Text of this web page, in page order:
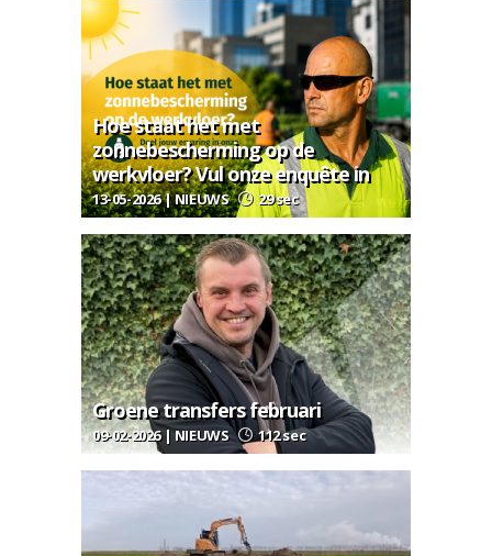
Hoe staat het met
zonnebescherming op de
werkvloer? Vul onze enquête in
13-05-2026 | NIEUWS 29 sec
Groene transfers februari
09-02-2026 | NIEUWS 112 sec